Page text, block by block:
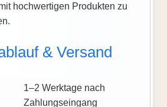
hochwertigen Produkten zu
& Versand
1–2 Werktage nach
Zahlungseingang